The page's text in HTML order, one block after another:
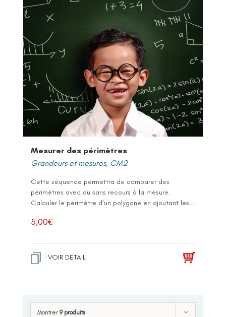
Mesurer des périmètres
Grandeurs et mesures, CM2
Cette séquence permettra de comparer des
périmètres avec ou sans recours à la mesure.
Calculer le périmètre d’un polygone en ajoutant les...
5,00€
VOIR DETAIL
Montrer 9 produits